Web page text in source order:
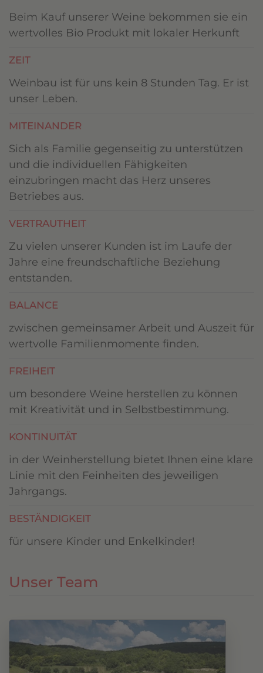
Beim Kauf unserer Weine bekommen sie ein
wertvolles Bio Produkt mit lokaler Herkunft
ZEIT
Weinbau ist für uns kein 8 Stunden Tag. Er ist
unser Leben.
MITEINANDER
Sich als Familie gegenseitig zu unterstützen
und die individuellen Fähigkeiten
einzubringen macht das Herz unseres
Betriebes aus.
VERTRAUTHEIT
Zu vielen unserer Kunden ist im Laufe der
Jahre eine freundschaftliche Beziehung
entstanden.
BALANCE
zwischen gemeinsamer Arbeit und Auszeit für
wertvolle Familienmomente finden.
FREIHEIT
um besondere Weine herstellen zu können
mit Kreativität und in Selbstbestimmung.
KONTINUITÄT
in der Weinherstellung bietet Ihnen eine klare
Linie mit den Feinheiten des jeweiligen
Jahrgangs.
BESTÄNDIGKEIT
für unsere Kinder und Enkelkinder!
Unser Team